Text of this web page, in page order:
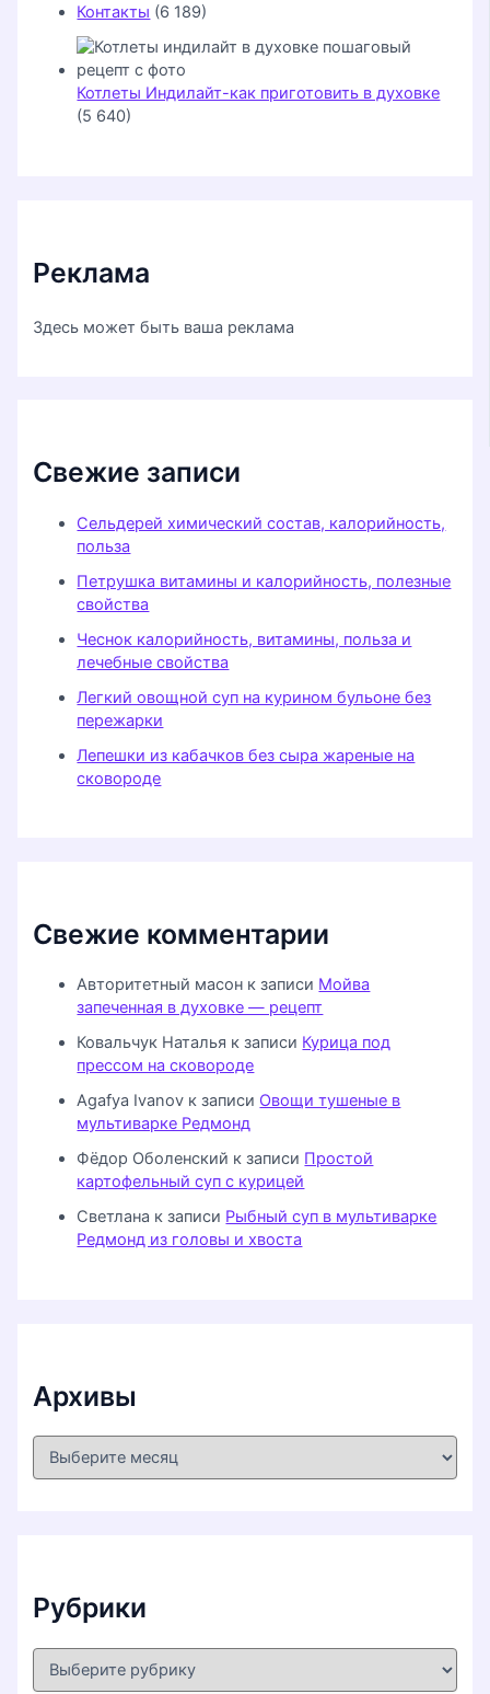
Контакты (6 189)
Котлеты Индилайт-как приготовить в духовке
(5 640)
Реклама
Здесь может быть ваша реклама
Свежие записи
Сельдерей химический состав, калорийность,
польза
Петрушка витамины и калорийность, полезные
свойства
Чеснок калорийность, витамины, польза и
лечебные свойства
Легкий овощной суп на курином бульоне без
пережарки
Лепешки из кабачков без сыра жареные на
сковороде
Свежие комментарии
Авторитетный масон к записи Мойва
запеченная в духовке — рецепт
Ковальчук Наталья к записи Курица под
прессом на сковороде
Agafya Ivanov к записи Овощи тушеные в
мультиварке Редмонд
Фёдор Оболенский к записи Простой
картофельный суп с курицей
Светлана к записи Рыбный суп в мультиварке
Редмонд из головы и хвоста
Архивы
А
Рубрики
Р